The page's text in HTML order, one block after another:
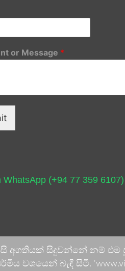
or Message *
WhatsApp (+94 77 359 6107)
අගතියක් සිදුවන්නේ නම් එම
බැඳී සිටී.